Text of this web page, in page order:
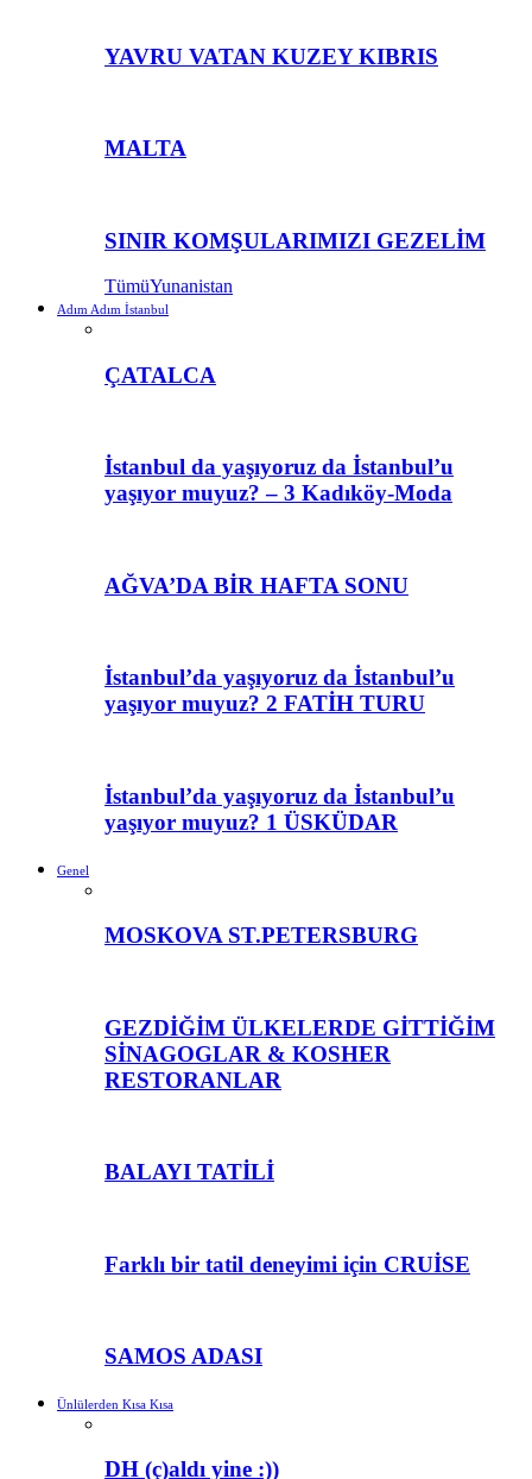
YAVRU VATAN KUZEY KIBRIS
MALTA
SINIR KOMŞULARIMIZI GEZELİM
TümüYunanistan
Adım Adım İstanbul
ÇATALCA
İstanbul da yaşıyoruz da İstanbul’u
yaşıyor muyuz? – 3 Kadıköy-Moda
AĞVA’DA BİR HAFTA SONU
İstanbul’da yaşıyoruz da İstanbul’u
yaşıyor muyuz? 2 FATİH TURU
İstanbul’da yaşıyoruz da İstanbul’u
yaşıyor muyuz? 1 ÜSKÜDAR
Genel
MOSKOVA ST.PETERSBURG
GEZDİĞİM ÜLKELERDE GİTTİĞİM
SİNAGOGLAR & KOSHER
RESTORANLAR
BALAYI TATİLİ
Farklı bir tatil deneyimi için CRUİSE
SAMOS ADASI
Ünlülerden Kısa Kısa
DH (ç)aldı yine :))